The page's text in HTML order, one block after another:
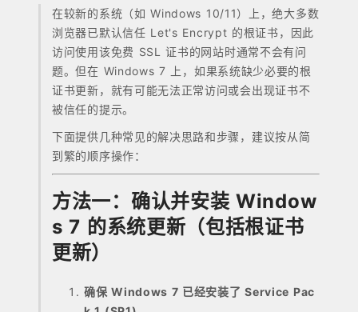
在较新的系统（如 Windows 10/11）上，绝大多数
浏览器已默认信任 Let's Encrypt 的根证书，因此
访问使用该免费 SSL 证书的网站时通常不会有问
题。但在 Windows 7 上，如果系统缺少必要的根
证书更新，就有可能无法正常访问或会出现证书不
被信任的提示。
下面提供几种常见的解决思路和步骤，建议按从简
到繁的顺序操作：
方法一：确认并安装 Window
s 7 的系统更新（包括根证书
更新）
确保 Windows 7 已经安装了 Service Pac